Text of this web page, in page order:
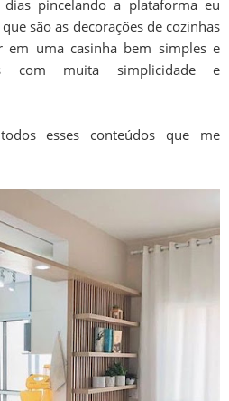
pincelando a plataforma eu
são as decorações de cozinhas
em uma casinha bem simples e
com muita simplicidade e
esses conteúdos que me